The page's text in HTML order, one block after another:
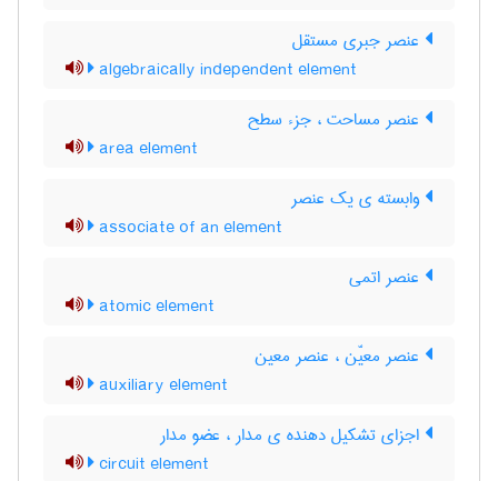
عنصر جبری مستقل
algebraically independent element
عنصر مساحت ، جزء سطح
area element
وابسته ی یک عنصر
associate of an element
عنصر اتمی
atomic element
عنصر معیّن ، عنصر معین
auxiliary element
اجزای تشکیل دهنده ی مدار ، عضو مدار
circuit element